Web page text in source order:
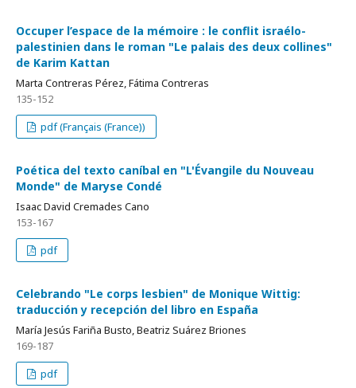
Occuper l’espace de la mémoire : le conflit israélo-
palestinien dans le roman "Le palais des deux collines"
de Karim Kattan
Marta Contreras Pérez, Fátima Contreras
135-152
pdf (Français (France))
Poética del texto caníbal en "L'Évangile du Nouveau
Monde" de Maryse Condé
Isaac David Cremades Cano
153-167
pdf
Celebrando "Le corps lesbien" de Monique Wittig:
traducción y recepción del libro en España
María Jesús Fariña Busto, Beatriz Suárez Briones
169-187
pdf